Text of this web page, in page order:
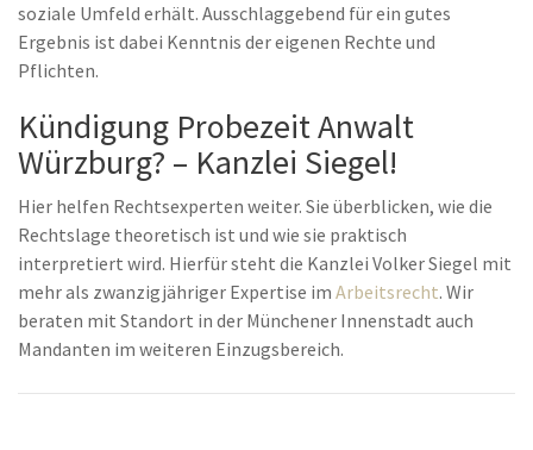
soziale Umfeld erhält. Ausschlaggebend für ein gutes
Ergebnis ist dabei Kenntnis der eigenen Rechte und
Pflichten.
Kündigung Probezeit Anwalt
Würzburg? – Kanzlei Siegel!
Hier helfen Rechtsexperten weiter. Sie überblicken, wie die
Rechtslage theoretisch ist und wie sie praktisch
interpretiert wird. Hierfür steht die Kanzlei Volker Siegel mit
mehr als zwanzigjähriger Expertise im Arbeitsrecht. Wir
beraten mit Standort in der Münchener Innenstadt auch
Mandanten im weiteren Einzugsbereich.